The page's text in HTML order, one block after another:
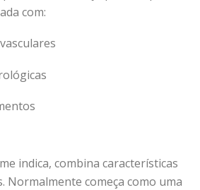
com:
indica, combina características
Normalmente começa como uma